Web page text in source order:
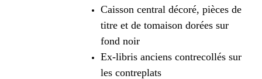
Caisson central décoré, pièces de
titre et de tomaison dorées sur
fond noir
Ex-libris anciens contrecollés sur
les contreplats